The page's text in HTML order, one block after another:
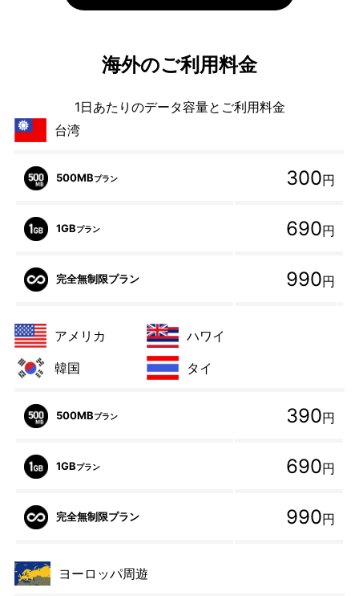
海外のご利用料金
1日あたりのデータ容量とご利用料金
台湾
500MBプラン 300円
1GBプラン 690円
完全無制限プラン 990円
アメリカ
ハワイ
韓国
タイ
500MBプラン 390円
1GBプラン 690円
完全無制限プラン 990円
ヨーロッパ周遊